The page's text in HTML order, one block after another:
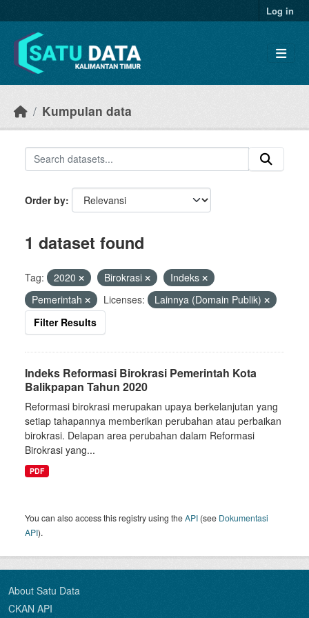
Log in
Kumpulan data
Order by
1 dataset found
Tag: 2020 Birokrasi
Indeks
Pemerintah
Licenses:
Lainnya (Domain Publik)
Filter Results
Indeks Reformasi Birokrasi Pemerintah Kota
Balikpapan Tahun 2020
Reformasi birokrasi merupakan upaya berkelanjutan yang
setiap tahapannya memberikan perubahan atau perbaikan
birokrasi. Delapan area perubahan dalam Reformasi
Birokrasi yang...
PDF
You can also access this registry using theAPI (see Dokumentasi
API).
About Satu Data
CKAN API